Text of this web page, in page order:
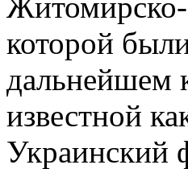
Житомирско-
которой
дальнейшем
известной
Украинский